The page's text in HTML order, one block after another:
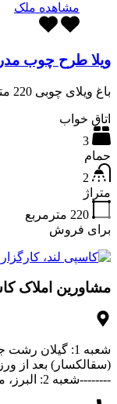
مشاهده ملک
ویلا طرح چوب
باغ ویلای چوبی 220 متر بنا به همراه یک سوئیت…
اتاق خواب
3
حمام
2
متراژ
220 مترمربع
برای فروش
مشاورین املاک
شعبه 1: گیلان
(سقالکسار) بعد از
--------شعبه 2: البرز، منطقه کردان، سهیلیه، خ ولیعصر، سنقرآباد